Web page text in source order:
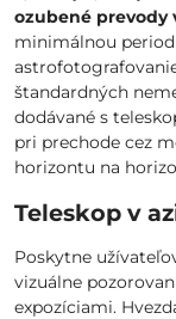
ozubené prevody
minimálnou
štandardných
dodávané s
pri prechode cez
horizontu na
Teleskop v
Poskytne
vizuálne
expozíciami.